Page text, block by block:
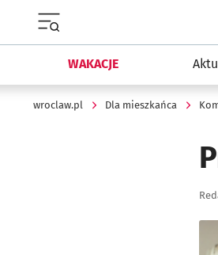
WAKACJE
wroclaw.pl Dla mieszkańca